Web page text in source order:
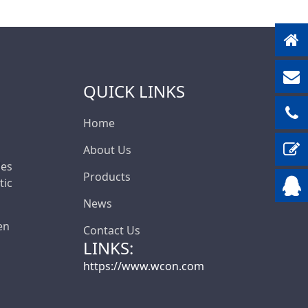
QUICK LINKS
Home
About Us
Products
News
Contact Us
LINKS:
https://www.wcon.com